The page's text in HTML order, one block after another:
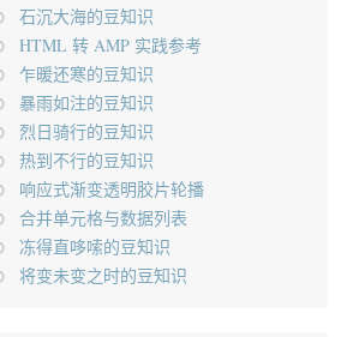
石沉大海的豆知识
HTML 转 AMP 实践参考
乍暖还寒的豆知识
暴雨如注的豆知识
烈日骑行的豆知识
热到不行的豆知识
响应式渐变透明胶片轮播
合并单元格与数据列表
冻得直哆嗦的豆知识
将变未变之时的豆知识